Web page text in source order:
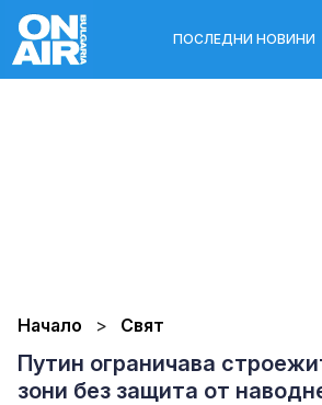
ПОСЛЕДНИ НОВИНИ
Начало Свят
Путин ограничава
зони без защита от